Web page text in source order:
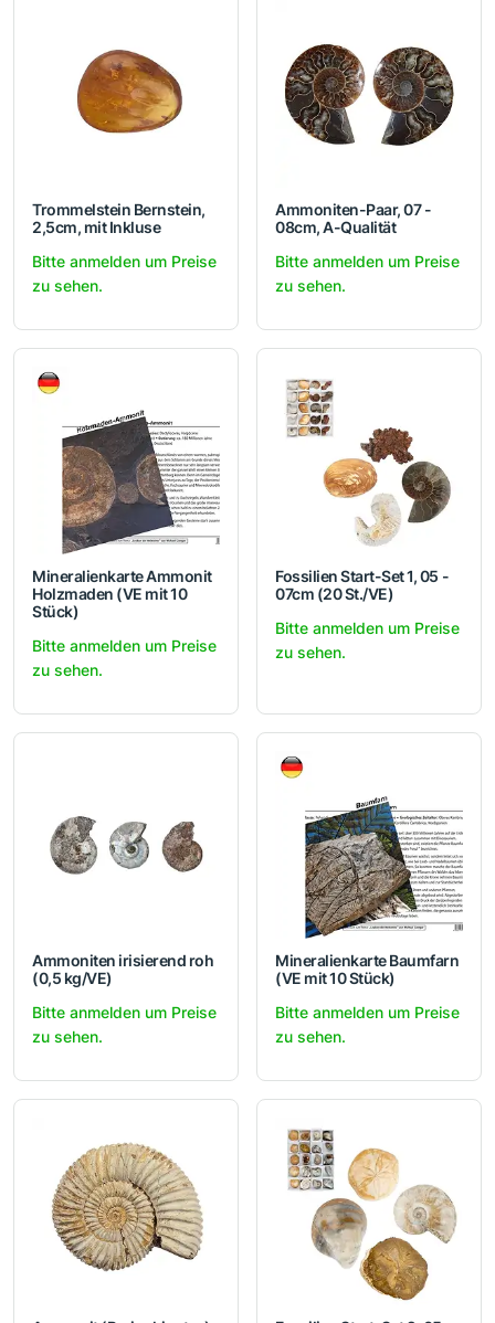
Trommelstein Bernstein,
2,5cm, mit Inkluse
Bitte anmelden um Preise
zu sehen.
Ammoniten-Paar, 07 -
08cm, A-Qualität
Bitte anmelden um Preise
zu sehen.
Mineralienkarte Ammonit
Holzmaden (VE mit 10
Stück)
Bitte anmelden um Preise
zu sehen.
Fossilien Start-Set 1, 05 -
07cm (20 St./VE)
Bitte anmelden um Preise
zu sehen.
Ammoniten irisierend roh
(0,5 kg/VE)
Bitte anmelden um Preise
zu sehen.
Mineralienkarte Baumfarn
(VE mit 10 Stück)
Bitte anmelden um Preise
zu sehen.